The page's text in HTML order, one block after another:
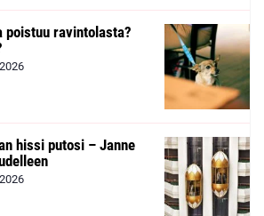
poistuu ravintolasta?
hissi putosi – Janne